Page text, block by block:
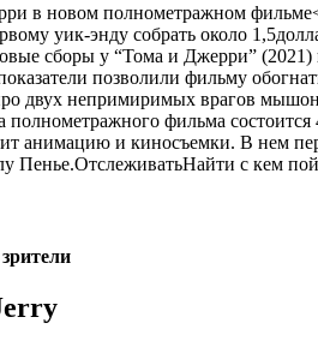
в новом полнометражном фильме</
уик-энду собрать около 1,5
сборы у “Тома и Джерри” (2021)
позволили фильму
двух непримиримых врагов
полнометражного фильма
анимацию и киносъемки. В нем
Пенье.ОтслеживатьНайти с кем
зрители